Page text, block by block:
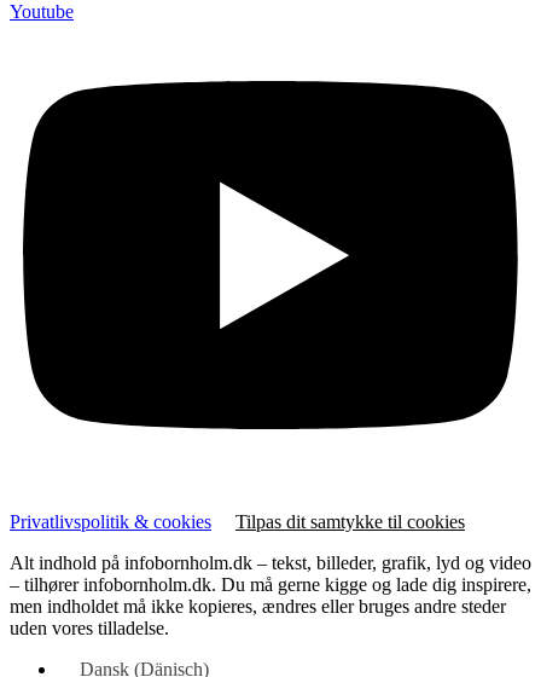
Youtube
Privatlivspolitik & cookies
Tilpas dit samtykke til cookies
Alt indhold på infobornholm.dk – tekst, billeder, grafik, lyd og video
– tilhører infobornholm.dk. Du må gerne kigge og lade dig inspirere,
men indholdet må ikke kopieres, ændres eller bruges andre steder
uden vores tilladelse.
Dansk (Dänisch)